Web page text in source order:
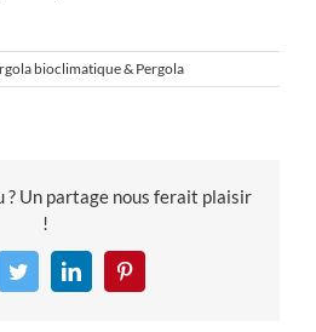
bioclimatique & Pergola
? Un partage nous ferait plaisir
!
TwitterLinkedInPinterest